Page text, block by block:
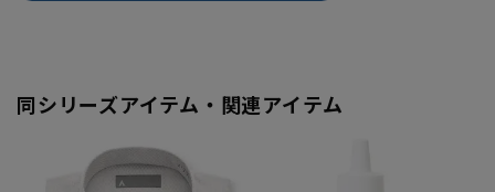
同シリーズアイテム・関連アイテム